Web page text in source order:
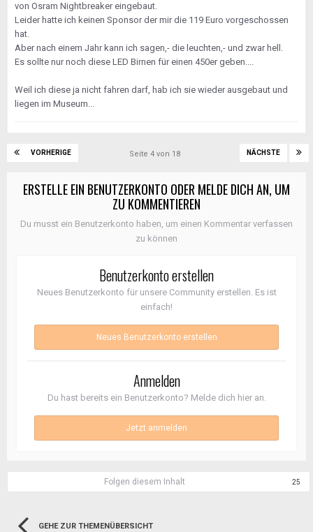
von Osram Nightbreaker eingebaut.
Leider hatte ich keinen Sponsor der mir die 119 Euro vorgeschossen
hat.
Aber nach einem Jahr kann ich sagen,- die leuchten,- und zwar hell.
Es sollte nur noch diese LED Birnen für einen 450er geben....
Weil ich diese ja nicht fahren darf, hab ich sie wieder ausgebaut und
liegen im Museum...
VORHERIGE NÄCHSTE
Seite 4 von 18
ERSTELLE EIN BENUTZERKONTO ODER MELDE DICH AN, UM
ZU KOMMENTIEREN
Du musst ein Benutzerkonto haben, um einen Kommentar verfassen
zu können
Benutzerkonto erstellen
Neues Benutzerkonto für unsere Community erstellen. Es ist
einfach!
Neues Benutzerkonto erstellen
Anmelden
Du hast bereits ein Benutzerkonto? Melde dich hier an.
Jetzt anmelden
Folgen diesem Inhalt 25
GEHE ZUR THEMENÜBERSICHT